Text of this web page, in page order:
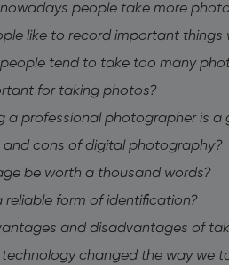
people take more
like to record important things
tend to take too many
for taking photos?
a professional photographer is a
and cons of digital photography?
be worth a thousand words?
reliable form of identification?
and disadvantages of
technology changed the way we